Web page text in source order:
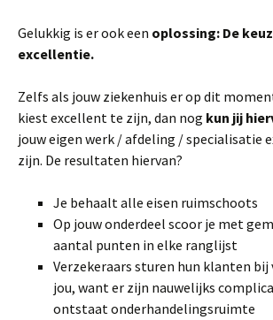
Gelukkig is er ook een oplossing: De
excellentie.
Zelfs als jouw ziekenhuis er op dit
kiest excellent te zijn, dan nog kun jij
jouw eigen werk / afdeling / specialisatie
zijn. De resultaten hiervan?
Je behaalt alle eisen ruimschoots
Op jouw onderdeel scoor je met
aantal punten in elke ranglijst
Verzekeraars sturen hun klanten bij
jou, want er zijn nauwelijks
ontstaat onderhandelingsruimte